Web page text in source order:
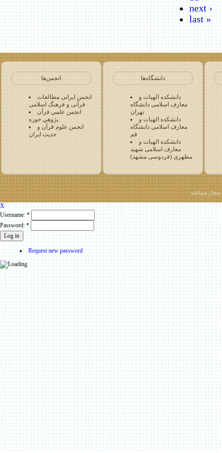
next ›
last »
انجمن‌ها
انجمن ایرانی مطالعات
قرآنی و فرهنگ اسلامی
انجمن علمي قرآن
پژوهي حوزه
انجمن علوم قرآن و
حدیث ایران
دانشگاه‌ها
دانشکده الهیات و
معارف اسلامی دانشگاه
تهران
دانشکده الهیات و
معارف اسلامی دانشگاه
قم
دانشکده الهیات و
معارف اسلامی شهید
مطهری (فردوسی مشهد)
مجاز میباشد
X
Username: *
Password: *
Request new password